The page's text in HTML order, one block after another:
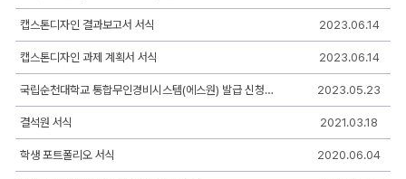
번
호,
목,
작
성
자,
등
일,
캡스톤디자인 결과보고서 서식 2023.06.14
캡스톤디자인 과제 계획서 서식 2023.06.14
국립순천대학교 통합무인경비시스템(에스원) 발급 신청서(수정) 2023.05.23
결석원 서식 2021.03.18
학생 포트폴리오 서식 2020.06.04